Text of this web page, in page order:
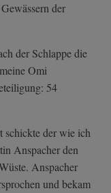
der
der Schlappe die
Omi
54
der wie ich
Anspacher den
Anspacher
und bekam